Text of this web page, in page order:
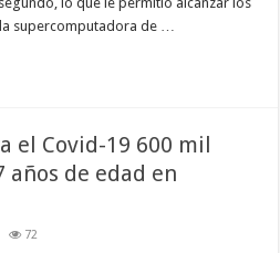
supercomputadora de …
el Covid-19 600 mil
años de edad en
72